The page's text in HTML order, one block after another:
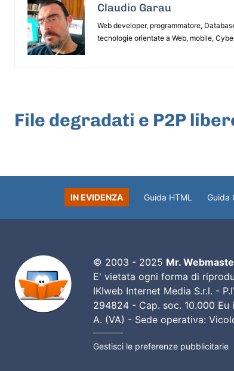
Claudio Garau
Web developer, programmatore,
tecnologie orientate a Web, mobile,
File degradati e P2P
IN EVIDENZA Guida HTML Guida
© 2003 - 2025 Mr.
E' vietata ogni forma di
IKIweb Internet Media S.r.l. -
294824 - Cap. soc. 10.000 Eu
A. (VA) - Sede operativa:
Gestisci le preferenze pubblicitarie